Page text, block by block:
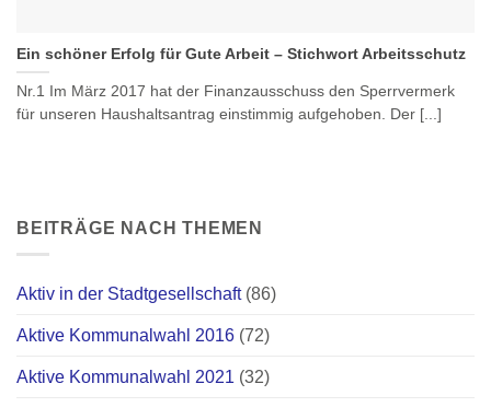
Ein schöner Erfolg für Gute Arbeit – Stichwort Arbeitsschutz
Nr.1 Im März 2017 hat der Finanzausschuss den Sperrvermerk
für unseren Haushaltsantrag einstimmig aufgehoben. Der [...]
BEITRÄGE NACH THEMEN
Aktiv in der Stadtgesellschaft(86)
Aktive Kommunalwahl 2016 (72)
Aktive Kommunalwahl 2021 (32)